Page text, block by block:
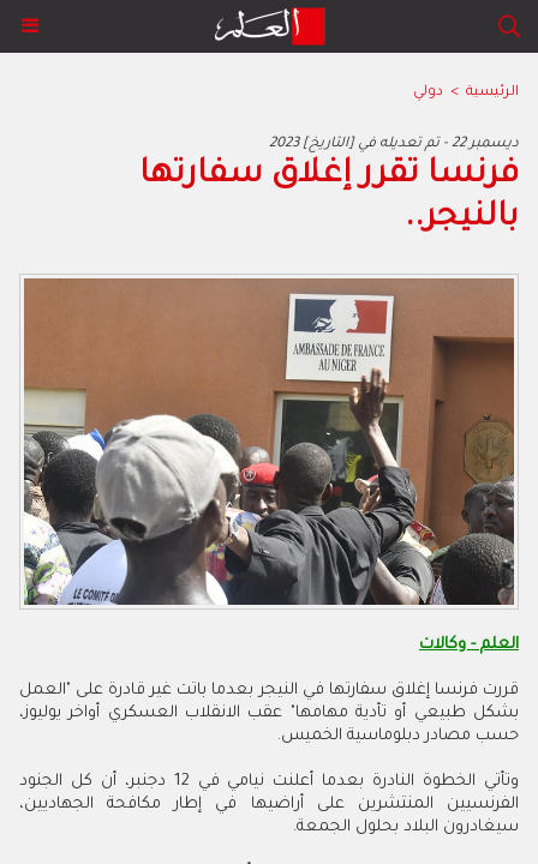
الرئيسية > دولي
2023 ديسمبر 22 - تم تعديله في [التاريخ]
فرنسا تقرر إغلاق سفارتها
بالنيجر..
العلم - وكالات
قررت فرنسا إغلاق سفارتها في النيجر بعدما باتت غير قادرة على "العمل
بشكل طبيعي أو تأدية مهامها" عقب الانقلاب العسكري أواخر يوليوز،
حسب مصادر دبلوماسية الخميس.
وتأتي الخطوة النادرة بعدما أعلنت نيامي في 12 دجنبر، أن كل الجنود
الفرنسيين المنتشرين على أراضيها في إطار مكافحة الجهاديين،
سيغادرون البلاد بحلول الجمعة.